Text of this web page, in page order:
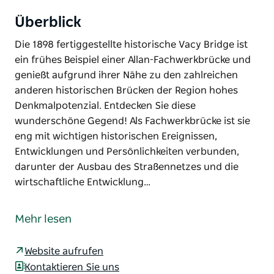
Überblick
Die 1898 fertiggestellte historische Vacy Bridge ist
ein frühes Beispiel einer Allan-Fachwerkbrücke und
genießt aufgrund ihrer Nähe zu den zahlreichen
anderen historischen Brücken der Region hohes
Denkmalpotenzial. Entdecken Sie diese
wunderschöne Gegend! Als Fachwerkbrücke ist sie
eng mit wichtigen historischen Ereignissen,
Entwicklungen und Persönlichkeiten verbunden,
darunter der Ausbau des Straßennetzes und die
wirtschaftliche Entwicklung…
ein frühes Beispiel einer Allan-Fachwerkbrücke und
Denkmalpotenzial. Entdecken Sie diese
Mehr lesen
Website aufrufen
Kontaktieren Sie uns